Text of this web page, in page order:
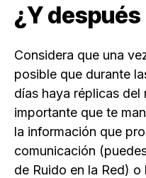
¿Y
Considera que una
posible que durante
días haya réplicas del
importante que te
la información que
comunicación
de Ruido en la Red)